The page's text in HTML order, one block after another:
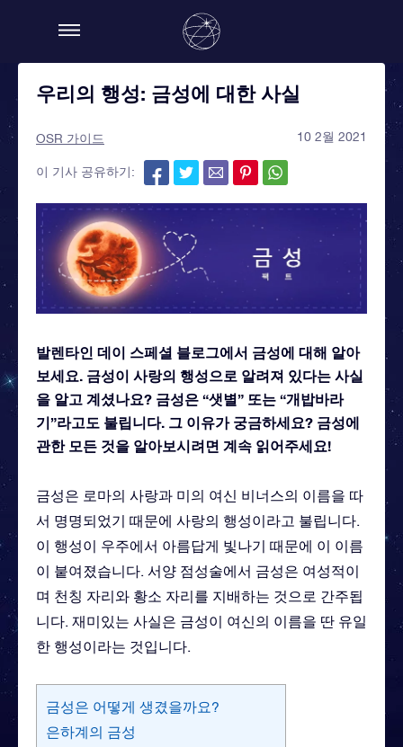
우리의 행성: 금성에 대한 사실
OSR 가이드 10 2월 2021
이 기사 공유하기:
발렌타인 데이 스페셜 블로그에서 금성에 대해 알아
보세요. 금성이 사랑의 행성으로 알려져 있다는 사실
을 알고 계셨나요? 금성은 “샛별” 또는 “개밥바라
기”라고도 불립니다. 그 이유가 궁금하세요? 금성에
관한 모든 것을 알아보시려면 계속 읽어주세요!
금성은 로마의 사랑과 미의 여신 비너스의 이름을 따
서 명명되었기 때문에 사랑의 행성이라고 불립니다.
이 행성이 우주에서 아름답게 빛나기 때문에 이 이름
이 붙여졌습니다. 서양 점성술에서 금성은 여성적이
며 천칭 자리와 황소 자리를 지배하는 것으로 간주됩
니다. 재미있는 사실은 금성이 여신의 이름을 딴 유일
한 행성이라는 것입니다.
금성은 어떻게 생겼을까요?
은하계의 금성